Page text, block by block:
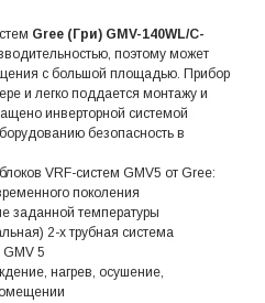
Gree (Гри) GMV-140WL/C-
поэтому может
с большой площадью. Прибор
и легко поддается монтажу и
инверторной системой
безопасность в
VRF-систем GMV5 от Gree:
поколения
заданной температуры
2-х трубная система
5
нагрев, осушение,